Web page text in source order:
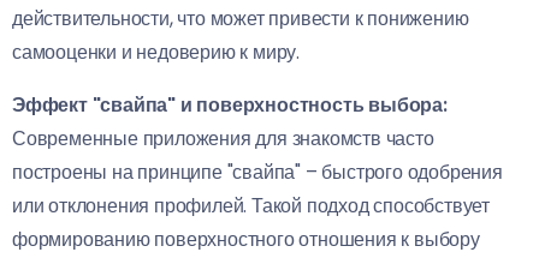
действительности, что может привести к понижению
самооценки и недоверию к миру.
Эффект "свайпа" и поверхностность выбора:
Современные приложения для знакомств часто
построены на принципе "свайпа" – быстрого одобрения
или отклонения профилей. Такой подход способствует
формированию поверхностного отношения к выбору